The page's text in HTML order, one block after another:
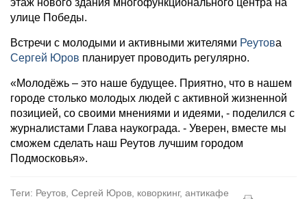
улице Победы.
Встречи с молодыми и активными жителями Реутова
Сергей Юров планирует проводить регулярно.
«Молодёжь – это наше будущее. Приятно, что в нашем
городе столько молодых людей с активной жизненной
позицией, со своими мнениями и идеями, - поделился с
журналистами Глава наукограда. - Уверен, вместе мы
сможем сделать наш Реутов лучшим городом
Подмосковья».
Теги: Реутов, Сергей Юров, коворкинг, антикафе